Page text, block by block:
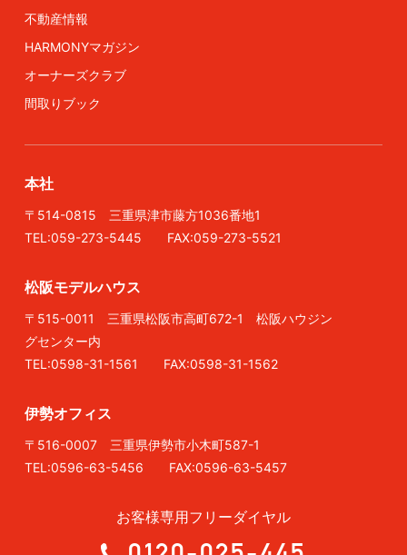
不動産情報
HARMONYマガジン
オーナーズクラブ
間取りブック
本社
〒514-0815 三重県津市藤方1036番地1
TEL:059-273-5445 FAX:059-273-5521
松阪モデルハウス
〒515-0011 三重県松阪市高町672-1 松阪ハウジン
グセンター内
TEL:0598-31-1561 FAX:0598-31-1562
伊勢オフィス
〒516-0007 三重県伊勢市小木町587-1
TEL:0596-63-5456 FAX:0596-63-5457
お客様専用フリーダイヤル